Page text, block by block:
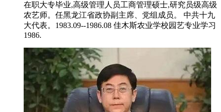
在职大专毕业,高级管理人员工商管理硕士,研究员级高级
农艺师。任黑龙江省政协副主席、党组成员。 中共十九
大代表。1983.09--1986.08 佳木斯农业学校园艺专业学习
1986.